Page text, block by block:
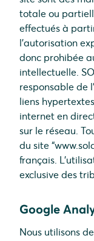
totale ou
effectués à
l’autorisation
donc prohibée
intellectuelle.
responsable de
liens
internet en
sur le réseau.
du site
français.
exclusive des
Google
Nous utilisons